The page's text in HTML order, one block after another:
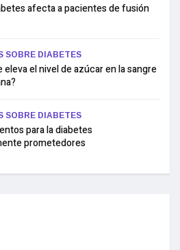
afecta a pacientes de fusión
SOBRE DIABETES
eleva el nivel de azúcar en la sangre
SOBRE DIABETES
para la diabetes
prometedores